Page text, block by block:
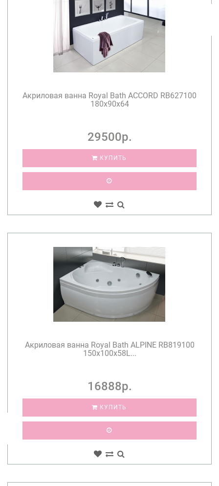
Акриловая ванна Royal Bath ACCORD RB627100
180х90х64
29500р.
КУПИТЬ
Акриловая ванна Royal Bath ALPINE RB819100
150x100x58L...
16888р.
КУПИТЬ